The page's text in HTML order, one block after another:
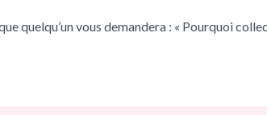
quelqu’un vous demandera : « Pourquoi